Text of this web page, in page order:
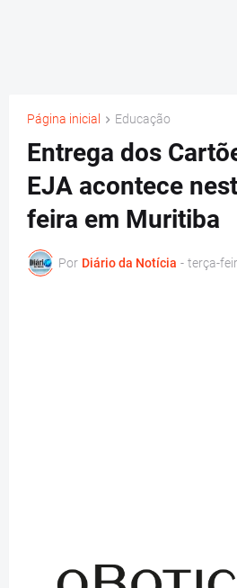
Página inicial Educação
Entrega dos
EJA acontece
feira em Muritiba
Por Diário da Notícia - terça-